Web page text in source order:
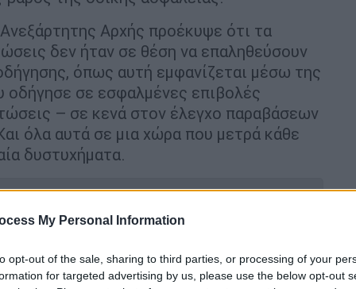
My Personal Information
opt-out of the sale, sharing to third parties, or processing of your
for targeted advertising by us, please use the below opt-out
Αρχής προέκυψε ότι τα
δεν ήταν σε θέση να επαληθεύσουν
όπως αυτή εμφανίζεται μέσω της
οδήγησε σε εσφαλμένες επιβολές
– σε κενά στον έλεγχο παραβάσεων
όλα αυτά σε μια χώρα που μετρά κάθε
δυστυχήματα.
Από παθολογικά αίτια ο θάνατος